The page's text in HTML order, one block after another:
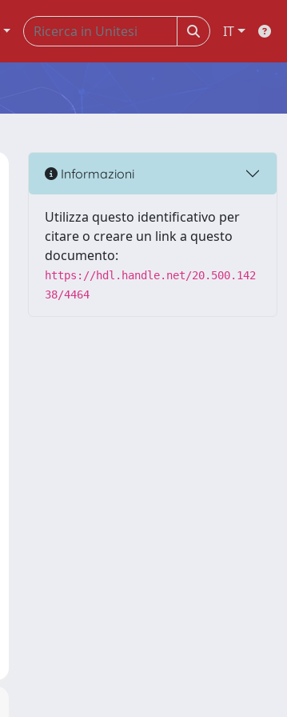
IT
Informazioni
Utilizza questo identificativo per
citare o creare un link a questo
documento:
https://hdl.handle.net/20.500.142
38/4464